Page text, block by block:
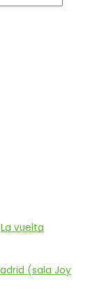
La vuelta
(sala Joy